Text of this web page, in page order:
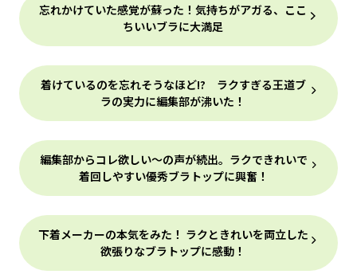
忘れかけていた感覚が蘇った！気持ちがアガる、ここ
ちいいブラに大満足
着けているのを忘れそうなほど!? ラクすぎる王道ブ
ラの実力に編集部が沸いた！
編集部からコレ欲しい～の声が続出。ラクできれいで
着回しやすい優秀ブラトップに興奮！
下着メーカーの本気をみた！ ラクときれいを両立した
欲張りなブラトップに感動！